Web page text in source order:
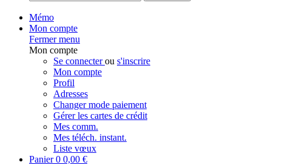
Mémo
Mon compte
Fermer menu
Mon compte
Se connecterou s'inscrire
Mon compte
Profil
Adresses
Changer mode paiement
Gérer les cartes de crédit
Mes comm.
Mes téléch. instant.
Liste vœux
Panier0 0,00 €